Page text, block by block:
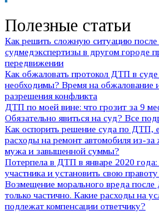
Полезные статьи
Как решить сложную ситуацию
судмедэкспертизы в другом городе
передвижении
Как обжаловать протокол ДТП в
необходимы? Время на обжалование
разрешения конфликта
ДТП по моей вине: что грозит за 9
Обязательно явиться на суд? Все
Как оспорить решение суда по ДТП,
расходы на ремонт автомобиля из-
мужа и завышенной суммы?
Потерпела в ДТП в январе 2020 года:
участника и установить свою
Возмещение морального вреда
только частично. Какие расходы на
подлежат компенсации ответчику?